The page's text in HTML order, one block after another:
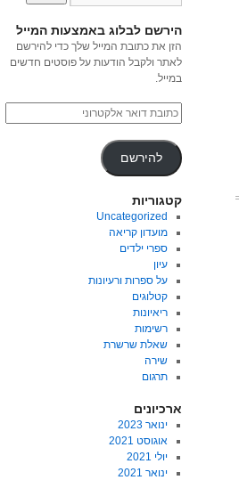
הירשם לבלוג באמצעות המייל
הזן את כתובת המייל שלך כדי להירשם
לאתר ולקבל הודעות על פוסטים חדשים
במייל.
להירשם
קטגוריות
Uncategorized
מועדון קריאה
ספרי ילדים
עיון
על ספרות ורעיונות
קטלוגים
ריאיונות
רשימות
שאלת שרשרת
שירה
תרגום
ארכיונים
ינואר 2023
אוגוסט 2021
יולי 2021
ינואר 2021